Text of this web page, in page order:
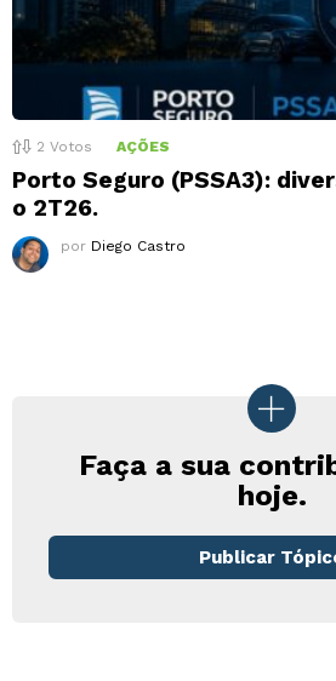
2 Votos AÇÕES
Porto Seguro (PSSA3):
o 2T26.
por Diego Castro
Faça a sua
hoje.
Publicar